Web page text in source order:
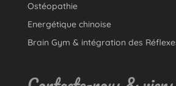
Ostéopathie
Energétique chinoise
Brain Gym & intégration des